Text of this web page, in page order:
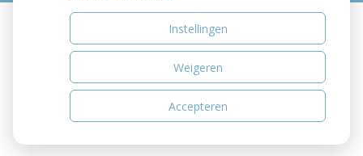
Uw Zorg Online|Beheer
Bezoek
facebook
Bezoek
twitter
Privacy verklaring Cookie-instellingen Voorwaarden
Instellingen
Weigeren
Accepteren